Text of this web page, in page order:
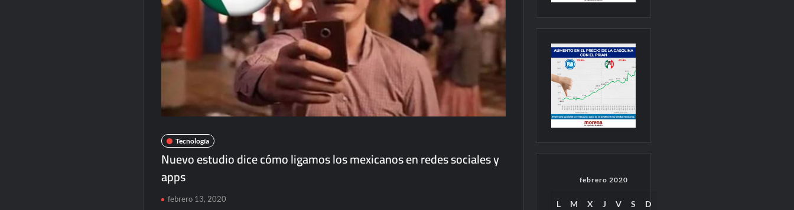
Tecnología
Nuevo estudio dice cómo ligamos los mexicanos en redes sociales y
apps
febrero 13, 2020
febrero 2020
L M X J V S D